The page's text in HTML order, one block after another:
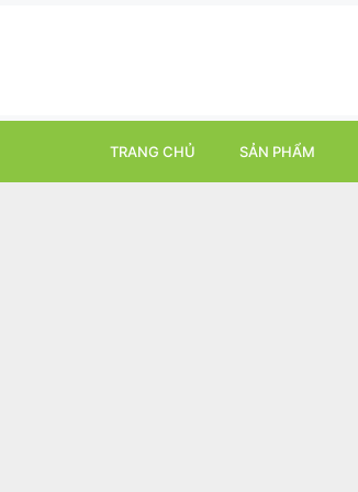
TRANG CHỦ SẢN PHẨM